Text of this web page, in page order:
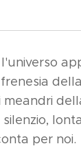
per noi.